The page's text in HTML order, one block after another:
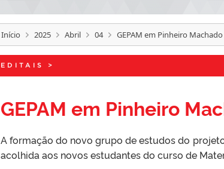
Início 2025 Abril 04 GEPAM em Pinheiro Machado
EDITAIS >
GEPAM em Pinheiro
A formação do novo grupo de estudos do
acolhida aos novos estudantes do curso de